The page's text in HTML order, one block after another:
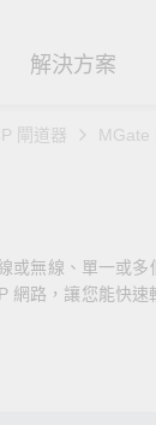
解決方案
閘道器 MGate
或無線、單一或多
路，讓您能快速